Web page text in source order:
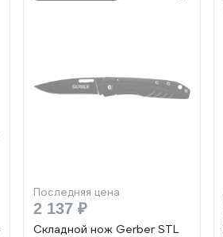
Последняя цена
2 137 ₽
Складной нож Gerber STL